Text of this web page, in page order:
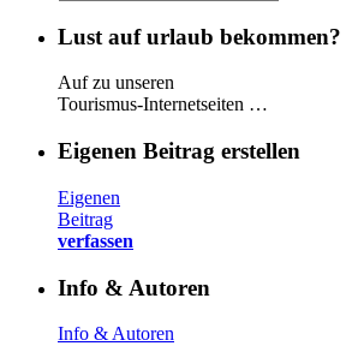
Lust auf urlaub bekommen?
Auf zu unseren
Tourismus-Internetseiten …
Eigenen Beitrag erstellen
Eigenen
Beitrag
verfassen
Info & Autoren
Info & Autoren